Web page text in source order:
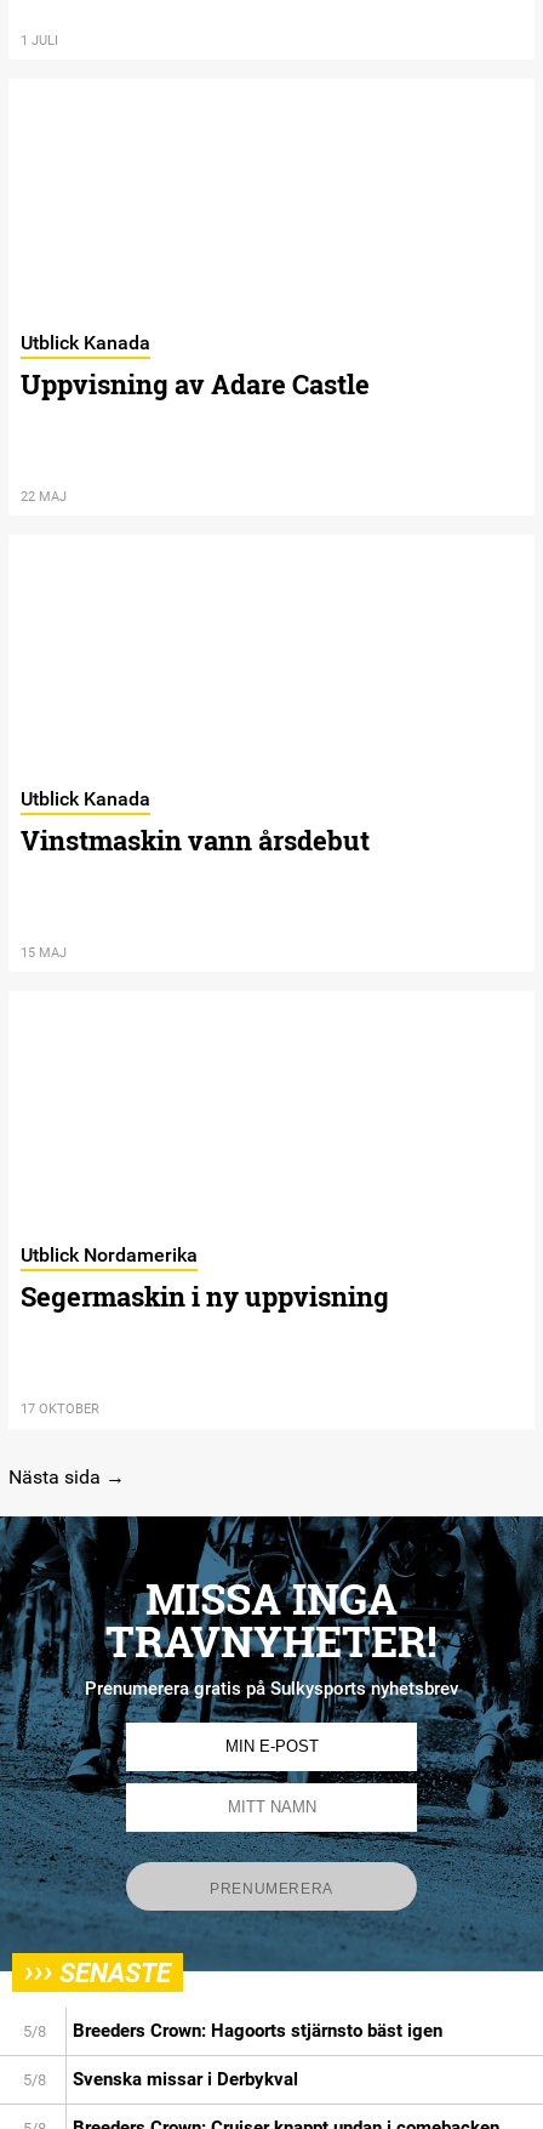
1 JULI
Utblick Kanada
Uppvisning av Adare Castle
22 MAJ
Utblick Kanada
Vinstmaskin vann årsdebut
15 MAJ
Utblick Nordamerika
Segermaskin i ny uppvisning
17 OKTOBER
Nästa sida →
MISSA INGA
TRAVNYHETER!
Prenumerera gratis på Sulkysports nyhetsbrev
››› SENASTE
5/8 Breeders Crown: Hagoorts stjärnsto bäst igen
5/8 Svenska missar i Derbykval